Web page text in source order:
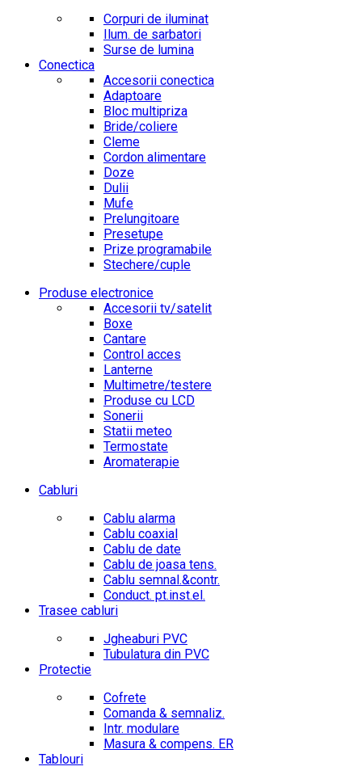
Corpuri de iluminat
Ilum. de sarbatori
Surse de lumina
Conectica
Accesorii conectica
Adaptoare
Bloc multipriza
Bride/coliere
Cleme
Cordon alimentare
Doze
Dulii
Mufe
Prelungitoare
Presetupe
Prize programabile
Stechere/cuple
Produse electronice
Accesorii tv/satelit
Boxe
Cantare
Control acces
Lanterne
Multimetre/testere
Produse cu LCD
Sonerii
Statii meteo
Termostate
Aromaterapie
Cabluri
Cablu alarma
Cablu coaxial
Cablu de date
Cablu de joasa tens.
Cablu semnal.&contr.
Conduct. pt.inst.el.
Trasee cabluri
Jgheaburi PVC
Tubulatura din PVC
Protectie
Cofrete
Comanda & semnaliz.
Intr. modulare
Masura & compens. ER
Tablouri